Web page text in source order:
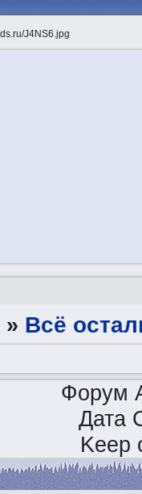
» Всё
Форум
Дата
Keep